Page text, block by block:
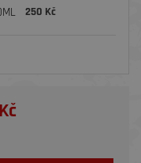
250 Kč